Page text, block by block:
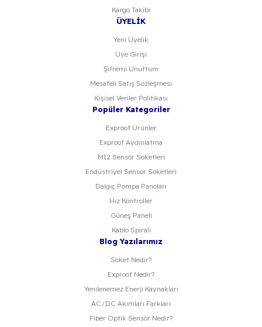
Kargo Takibi
ÜYELİK
Yeni Üyelik
Üye Girişi
Şifremi Unuttum
Mesafeli Satış Sözleşmesi
Kişisel Veriler Politikası
Popüler Kategoriler
Exproof Ürünler
Exproof Aydınlatma
M12 Sensör Soketleri
Endüstriyel Sensör Soketleri
Dalgıç Pompa Panoları
Hız Kontroller
Güneş Paneli
Kablo Spirali
Blog Yazılarımız
Soket Nedir?
Exproof Nedir?
Yenilenemez Enerji Kaynakları
AC/DC Akımları Farkları
Fiber Optik Sensör Nedir?